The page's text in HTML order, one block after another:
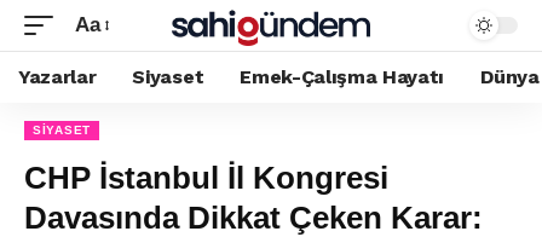
Aa
Yazarlar Siyaset Emek-Çalışma Hayatı Dünya
SIYASET
CHP İstanbul İl Kongresi
Davasında Dikkat Çeken Karar: